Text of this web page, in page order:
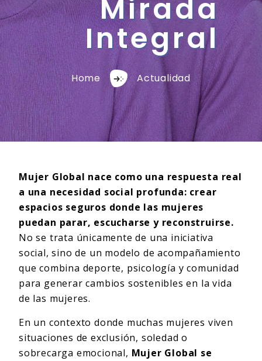
Mirada
Integral
Home Actualidad
Mujer Global nace como una respuesta real
a una necesidad social profunda: crear
espacios seguros donde las mujeres
puedan parar, escucharse y reconstruirse.
No se trata únicamente de una iniciativa
social, sino de un modelo de acompañamiento
que combina deporte, psicología y comunidad
para generar cambios sostenibles en la vida
de las mujeres.
En un contexto donde muchas mujeres viven
situaciones de exclusión, soledad o
sobrecarga emocional, Mujer Global se